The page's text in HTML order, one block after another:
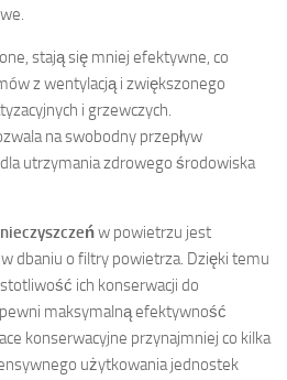
stają się mniej efektywne, co
z wentylacją i zwiększonego
i grzewczych.
na swobodny przepływ
utrzymania zdrowego środowiska
w powietrzu jest
dbaniu o filtry powietrza. Dzięki temu
ich konserwacji do
maksymalną efektywność
konserwacyjne przynajmniej co kilka
użytkowania jednostek